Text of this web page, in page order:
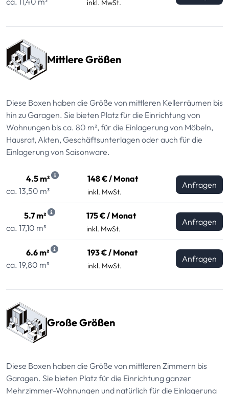
inkl. MwSt.
Mittlere Größen
Diese Boxen haben die Größe von mittleren Kellerräumen bis
hin zu Garagen. Sie bieten Platz für die Einrichtung von
Wohnungen bis ca. 80 m², für die Einlagerung von Möbeln,
Hausrat, Akten, Geschäftsunterlagen oder auch für die
Einlagerung von Saisonware.
4.5 m²
ca. 13,50 m³
148 € / Monat
inkl. MwSt.
Anfragen
5.7 m²
ca. 17,10 m³
175 € / Monat
inkl. MwSt.
Anfragen
6.6 m²
ca. 19,80 m³
193 € / Monat
inkl. MwSt.
Anfragen
Große Größen
Diese Boxen haben die Größe von mittleren Zimmern bis
Garagen. Sie bieten Platz für die Einrichtung ganzer
Mehrzimmer-Wohnungen und natürlich für die Einlagerung